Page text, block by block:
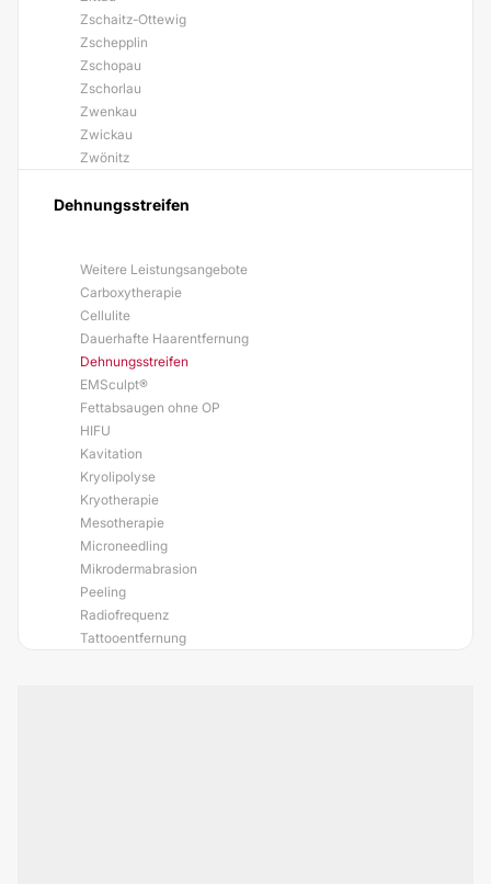
Zschaitz-Ottewig
Zschepplin
Zschopau
Zschorlau
Zwenkau
Zwickau
Zwönitz
Dehnungsstreifen
Weitere Leistungsangebote
Carboxytherapie
Cellulite
Dauerhafte Haarentfernung
Dehnungsstreifen
EMSculpt®
Fettabsaugen ohne OP
HIFU
Kavitation
Kryolipolyse
Kryotherapie
Mesotherapie
Microneedling
Mikrodermabrasion
Peeling
Radiofrequenz
Tattooentfernung